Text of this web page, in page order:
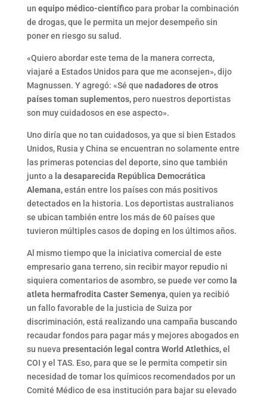
un equipo médico-científico para probar la combinación
de drogas, que le permita un mejor desempeño sin
poner en riesgo su salud.
«Quiero abordar este tema de la manera correcta,
viajaré a Estados Unidos para que me aconsejen», dijo
Magnussen. Y agregó: «Sé que nadadores de otros
países toman suplementos, pero nuestros deportistas
son muy cuidadosos en ese aspecto».
Uno diría que no tan cuidadosos, ya que si bien Estados
Unidos, Rusia y China se encuentran no solamente entre
las primeras potencias del deporte, sino que también
junto a la desaparecida República Democrática
Alemana,están entre los países con más positivos
detectados en la historia. Los deportistas australianos
se ubican también entre los más de 60 países que
tuvieron múltiples casos de doping en los últimos años.
Al mismo tiempo que la iniciativa comercial de este
empresario gana terreno, sin recibir mayor repudio ni
siquiera comentarios de asombro, se puede ver como la
atleta hermafrodita Caster Semenya,quien ya recibió
un fallo favorable de la justicia de Suiza por
discriminación, está realizando una campaña buscando
recaudar fondos para pagar más y mejores abogados en
su nueva presentación legal contra World Atlethics,el
COI y el TAS. Eso, para que se le permita competir sin
necesidad de tomar los químicos recomendados por un
Comité Médico de esa institución para bajar su elevado